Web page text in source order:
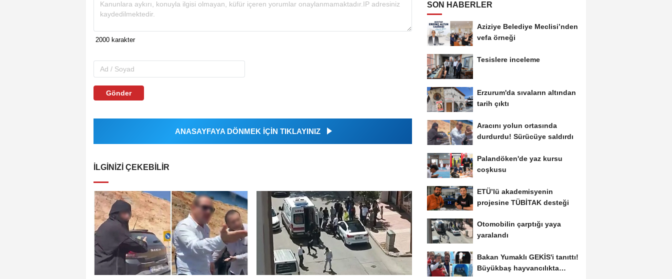
Gönder
ANASAYFAYA DÖNMEK İÇİN TIKLAYINIZ
İLGINIZI ÇEKEBILIR
SON HABERLER
Aziziye Belediye Meclisi’nden
vefa örneği
Tesislere inceleme
Erzurum'da sıvaların altından
tarih çıktı
Aracını yolun ortasında
durdurdu! Sürücüye saldırdı
Palandöken'de yaz kursu
coşkusu
ETÜ’lü akademisyenin
projesine TÜBİTAK desteği
Otomobilin çarptığı yaya
yaralandı
Bakan Yumaklı GEKİS'i tanıttı!
Büyükbaş hayvancılıkta